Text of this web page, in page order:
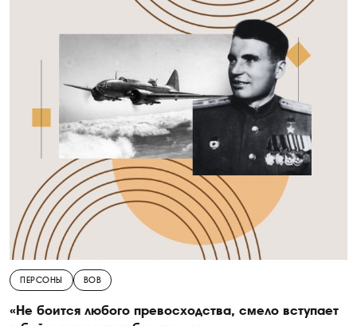
ПЕРСОНЫ ВОВ
«Не боится любого превосходства, смело вступает